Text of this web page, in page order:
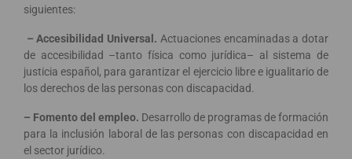
siguientes:
– Accesibilidad Universal. Actuaciones encaminadas a dotar
de accesibilidad –tanto física como jurídica– al sistema de
justicia español, para garantizar el ejercicio libre e igualitario de
los derechos de las personas con discapacidad.
– Fomento del empleo. Desarrollo de programas de formación
para la inclusión laboral de las personas con discapacidad en
el sector jurídico.